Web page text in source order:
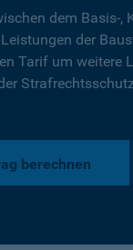
dem Basis-,
der
Tarif um weitere
berechnen